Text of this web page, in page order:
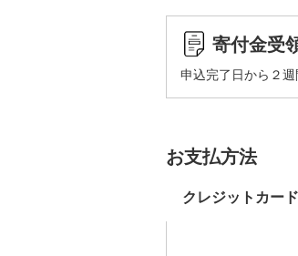
寄付金受
申込完了日から２
お支払方法
クレジットカー